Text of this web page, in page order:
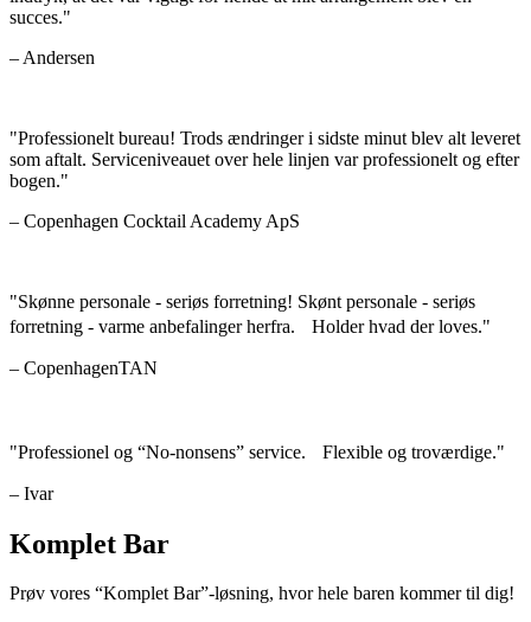
succes."
– Andersen
"Professionelt bureau! Trods ændringer i sidste minut blev alt leveret
som aftalt. Serviceniveauet over hele linjen var professionelt og efter
bogen."
– Copenhagen Cocktail Academy ApS
"Skønne personale - seriøs forretning! Skønt personale - seriøs
forretning - varme anbefalinger herfra. Holder hvad der loves."
– CopenhagenTAN
"Professionel og “No-nonsens” service. Flexible og troværdige."
– Ivar
Komplet Bar
Prøv vores “Komplet Bar”-løsning, hvor hele baren kommer til dig!